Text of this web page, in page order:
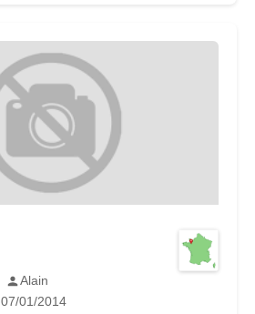
Alain
07/01/2014